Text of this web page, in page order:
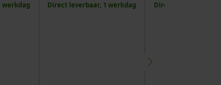
werkdag Direct leverbaar, 1 werkdag Direct leverbaar, 1